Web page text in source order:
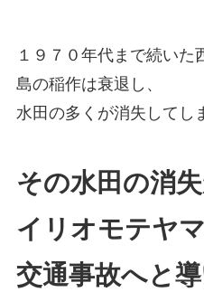
１９７０年代まで続いた
島の稲作は衰退し、
水田の多くが消失してし
その水田の消失
イリオモテヤ
交通事故へと